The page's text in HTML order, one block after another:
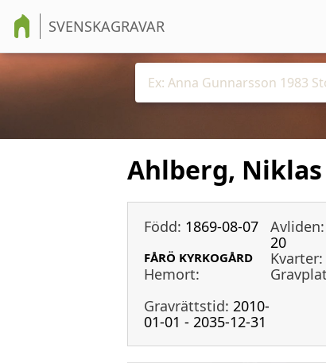
SVENSKAGRAVAR
Ahlberg,
Född: 1869-08-07 Avliden:
20
FÅRÖ KYRKOGÅRD Kvarter:
Hemort:
Gravrättstid: 2010-
01-01 - 2035-12-31